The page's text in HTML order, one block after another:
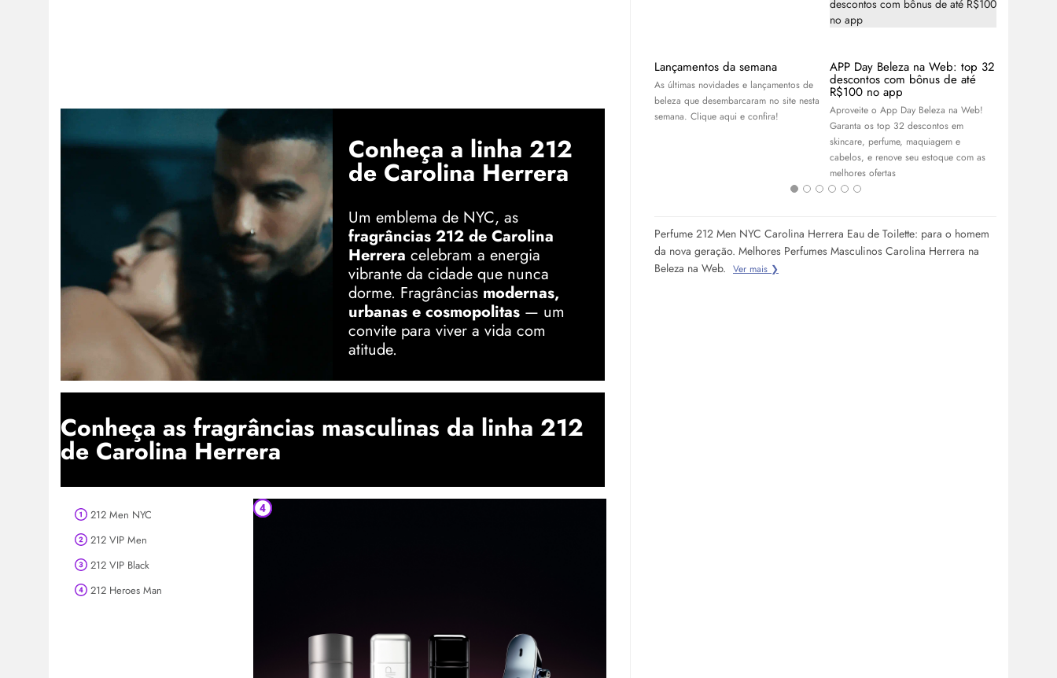
Lançamentos da semana
As últimas novidades e lançamentos de
beleza que desembarcaram no site nesta
semana. Clique aqui e confira!
APP Day Beleza na Web: top 32
descontos com bônus de até
R$100 no app
Aproveite o App Day Beleza na Web!
Garanta os top 32 descontos em
skincare, perfume, maquiagem e
cabelos, e renove seu estoque com as
melhores ofertas
Perfume 212 Men NYC Carolina Herrera Eau de Toilette: para o homem
da nova geração. Melhores Perfumes Masculinos Carolina Herrera na
Beleza na Web. Ver mais ❯